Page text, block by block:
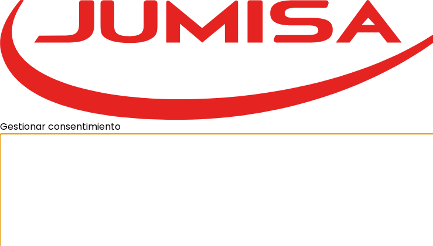
Gestionar consentimiento